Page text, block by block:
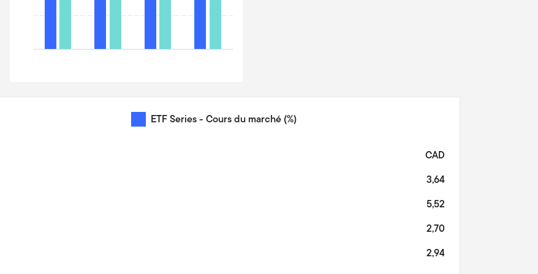
ETF Series - Cours du marché (%)
CAD
3,64
5,52
2,70
2,94